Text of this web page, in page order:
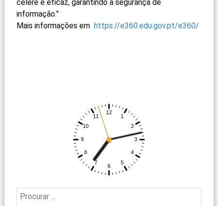
célere e eficaz, garantindo a segurança de
informação.”
Mais informações em https://e360.edu.gov.pt/e360/
Procurar: